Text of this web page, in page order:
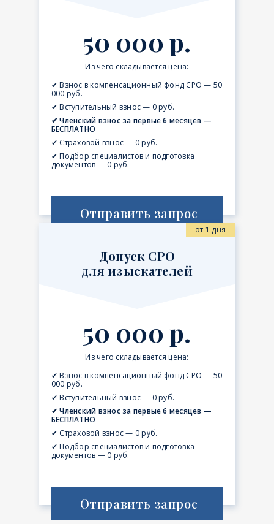
50 000 р.
Из чего складывается цена:
✔ Взнос в компенсационный фонд СРО — 50
000 руб.
✔ Вступительный взнос — 0 руб.
✔ Членский взнос за первые 6 месяцев —
БЕСПЛАТНО
✔ Страховой взнос — 0 руб.
✔ Подбор специалистов и подготовка
документов — 0 руб.
Отправить запрос
от 1 дня
Допуск СРО
для изыскателей
50 000 р.
Из чего складывается цена:
✔ Взнос в компенсационный фонд СРО — 50
000 руб.
✔ Вступительный взнос — 0 руб.
✔ Членский взнос за первые 6 месяцев —
БЕСПЛАТНО
✔ Страховой взнос — 0 руб.
✔ Подбор специалистов и подготовка
документов — 0 руб.
Отправить запрос